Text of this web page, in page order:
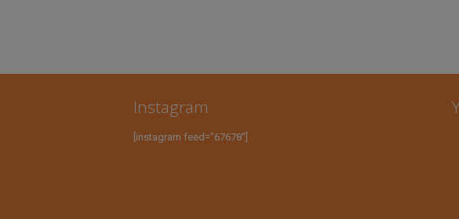
Instagram
[instagram feed="67678"]